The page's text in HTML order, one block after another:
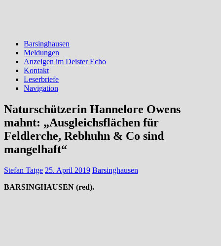
Barsinghausen
Meldungen
Anzeigen im Deister Echo
Kontakt
Leserbriefe
Navigation
Naturschützerin Hannelore Owens
mahnt: „Ausgleichsflächen für
Feldlerche, Rebhuhn & Co sind
mangelhaft“
Stefan Tatge 25. April 2019 Barsinghausen
BARSINGHAUSEN (red).